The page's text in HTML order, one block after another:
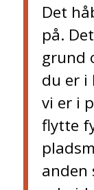
Det
på.
grund
du er i
vi er i
flytte
anden